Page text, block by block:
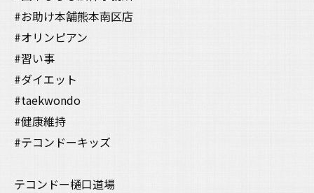
#お助け本舗熊本南区店
#オリンピアン
#習い事
#ダイエット
#taekwondo
#健康維持
#テコンドーキッズ
テコンドー樋口道場